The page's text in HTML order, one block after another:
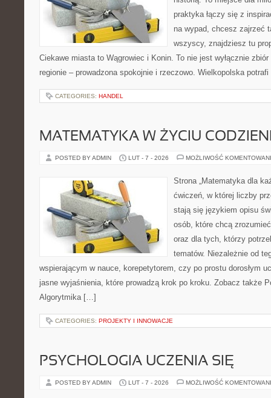
praktyka łączy się z
na wypad, chcesz zajrzeć
wszyscy, znajdziesz tu
Ciekawe miasta to Wągrowiec i Konin. To nie jest wyłącznie
regionie – prowadzona spokojnie i rzeczowo. Wielkopolska
CATEGORIES: HANDEL
MATEMATYKA W ŻYCIU
POSTED BY ADMIN LUT - 7 - 2026 MOŻLIWOŚĆ
Strona „Matematyka dla
ćwiczeń, w której liczby
stają się językiem opisu
osób, które chcą
oraz dla tych, którzy
tematów. Niezależnie od
wspierającym w nauce, korepetytorem, czy po prostu dorosłym
jasne wyjaśnienia, które prowadzą krok po kroku. Zobacz także
Algorytmika […]
CATEGORIES: PROJEKTY I INNOWACJE
PSYCHOLOGIA UCZENIA SIĘ
POSTED BY ADMIN LUT - 7 - 2026 MOŻLIWOŚĆ